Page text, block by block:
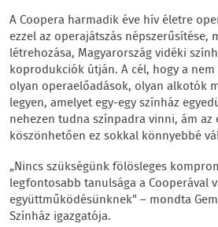
A Coopera harmadik éve hív életre
ezzel az operajátszás népszerűsítése,
létrehozása, Magyarország vidéki
koprodukciók útján. A cél, hogy a
olyan operaelőadások, olyan alkotók
legyen, amelyet egy-egy színház
nehezen tudna színpadra vinni, ám
köszönhetően ez sokkal könnyebbé
„Nincs szükségünk fölösleges
legfontosabb tanulsága a Cooperával
együttműködésünknek" – mondta
Színház igazgatója.